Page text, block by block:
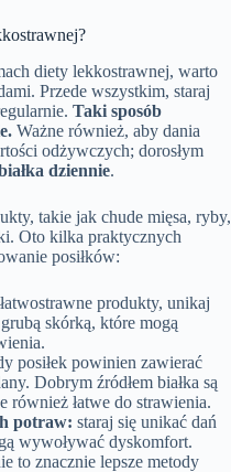
diety lekkostrawnej, warto
Przede wszystkim, staraj
Taki sposób
Ważne również, aby dania
odżywczych; dorosłym
dziennie.
takie jak chude mięsa, ryby,
Oto kilka praktycznych
posiłków:
produkty, unikaj
skórką, które mogą
posiłek powinien zawierać
Dobrym źródłem białka są
również łatwe do strawienia.
potraw: staraj się unikać dań
wywoływać dyskomfort.
to znacznie lepsze metody